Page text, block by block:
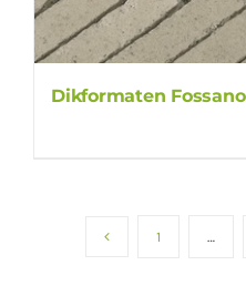
Dikformaten Fossano
1 …